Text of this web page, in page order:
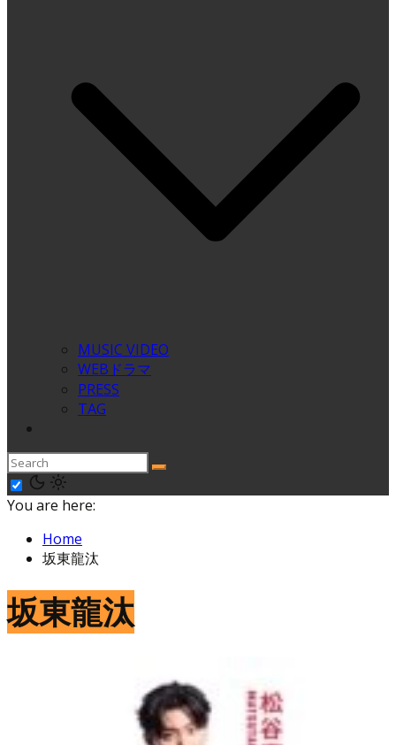
MUSIC VIDEO
WEBドラマ
PRESS
TAG
You are here:
Home
坂東龍汰
坂東龍汰